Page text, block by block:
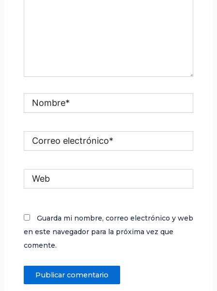
Correo
electrónico*
Guarda mi nombre, correo electrónico y web
en este navegador para la próxima vez que
comente.